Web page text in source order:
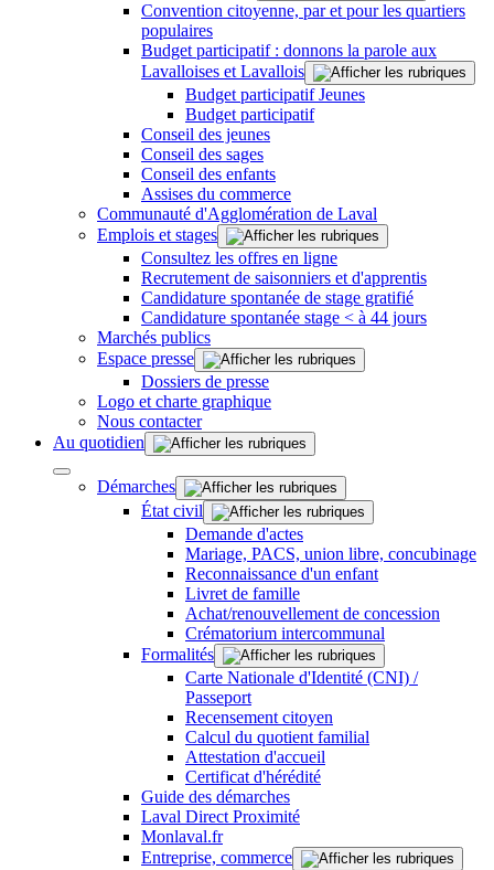
Convention citoyenne, par et pour les quartiers
populaires
Budget participatif : donnons la parole aux
Lavalloises et Lavallois
Budget participatif Jeunes
Budget participatif
Conseil des jeunes
Conseil des sages
Conseil des enfants
Assises du commerce
Communauté d'Agglomération de Laval
Emplois et stages
Consultez les offres en ligne
Recrutement de saisonniers et d'apprentis
Candidature spontanée de stage gratifié
Candidature spontanée stage < à 44 jours
Marchés publics
Espace presse
Dossiers de presse
Logo et charte graphique
Nous contacter
Au quotidien
Démarches
État civil
Demande d'actes
Mariage, PACS, union libre, concubinage
Reconnaissance d'un enfant
Livret de famille
Achat/renouvellement de concession
Crématorium intercommunal
Formalités
Carte Nationale d'Identité (CNI) /
Passeport
Recensement citoyen
Calcul du quotient familial
Attestation d'accueil
Certificat d'hérédité
Guide des démarches
Laval Direct Proximité
Monlaval.fr
Entreprise, commerce